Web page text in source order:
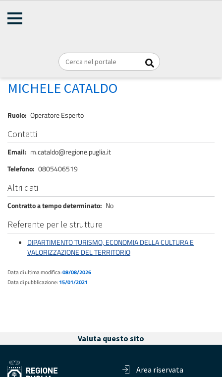
Briciole
Home
CATALDO MICHELE
MICHELE CATALDO
Ruolo Operatore Esperto
Contatti
Email
m.cataldo@regione.puglia.it
Telefono 0805406519
Altri dati
Contratto a tempo determinato No
Referente per le strutture
DIPARTIMENTO TURISMO, ECONOMIA DELLA CULTURA E
VALORIZZAZIONE DEL TERRITORIO
Data di ultima modifica:08/08/2026
Data di pubblicazione:15/01/2021
Valuta questo sito
Area riservata